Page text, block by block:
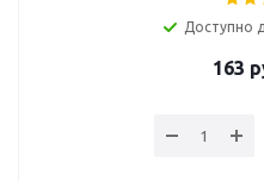
Доступно
163